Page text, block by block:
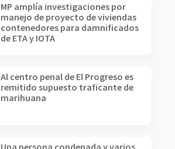
MP amplía investigaciones por
manejo de proyecto de viviendas
contenedores para damnificados
de ETA y IOTA
Al centro penal de El Progreso es
remitido supuesto traficante de
marihuana
Una persona condenada y varios